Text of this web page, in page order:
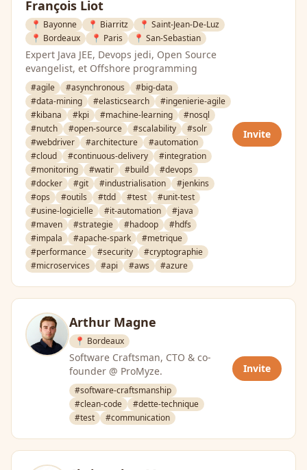
François Liot
📍 Bayonne 📍 Biarritz
📍 Saint-Jean-De-Luz
📍 Bordeaux
📍 Paris 📍 San-Sebastian
Expert Java JEE, Devops jedi, Open Source
evangelist, et Offshore programming
#agile #asynchronous
#big-data
#data-mining
#elasticsearch
#ingenierie-agile
#kibana
#kpi #machine-learning
#nosql
#nutch
#open-source #scalability
#solr
#webdriver
#architecture
#automation
#cloud
#continuous-delivery
#integration
#monitoring
#watir #build
#devops
#docker
#git #industrialisation
#jenkins
#ops
#outils #tdd #test
#unit-test
#usine-logicielle
#it-automation
#java
#maven
#strategie #hadoop
#hdfs
#impala
#apache-spark
#metrique
#performance
#security
#cryptographie
#microservices
#api #aws #azure
Invite
Arthur Magne
📍 Bordeaux
Software Craftsman, CTO & co-
founder @ ProMyze.
#software-craftsmanship
#clean-code
#dette-technique
#test
#communication
Invite